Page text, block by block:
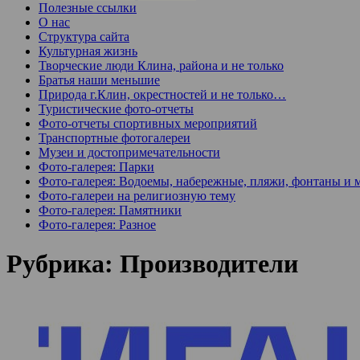
Полезные ссылки
О нас
Структура сайта
Культурная жизнь
Творческие люди Клина, района и не только
Братья наши меньшие
Природа г.Клин, окрестностей и не только…
Туристические фото-отчеты
Фото-отчеты спортивных мероприятий
Транспортные фотогалереи
Музеи и достопримечательности
Фото-галерея: Парки
Фото-галерея: Водоемы, набережные, пляжи, фонтаны и
Фото-галереи на религиозную тему
Фото-галерея: Памятники
Фото-галерея: Разное
Рубрика: Производители